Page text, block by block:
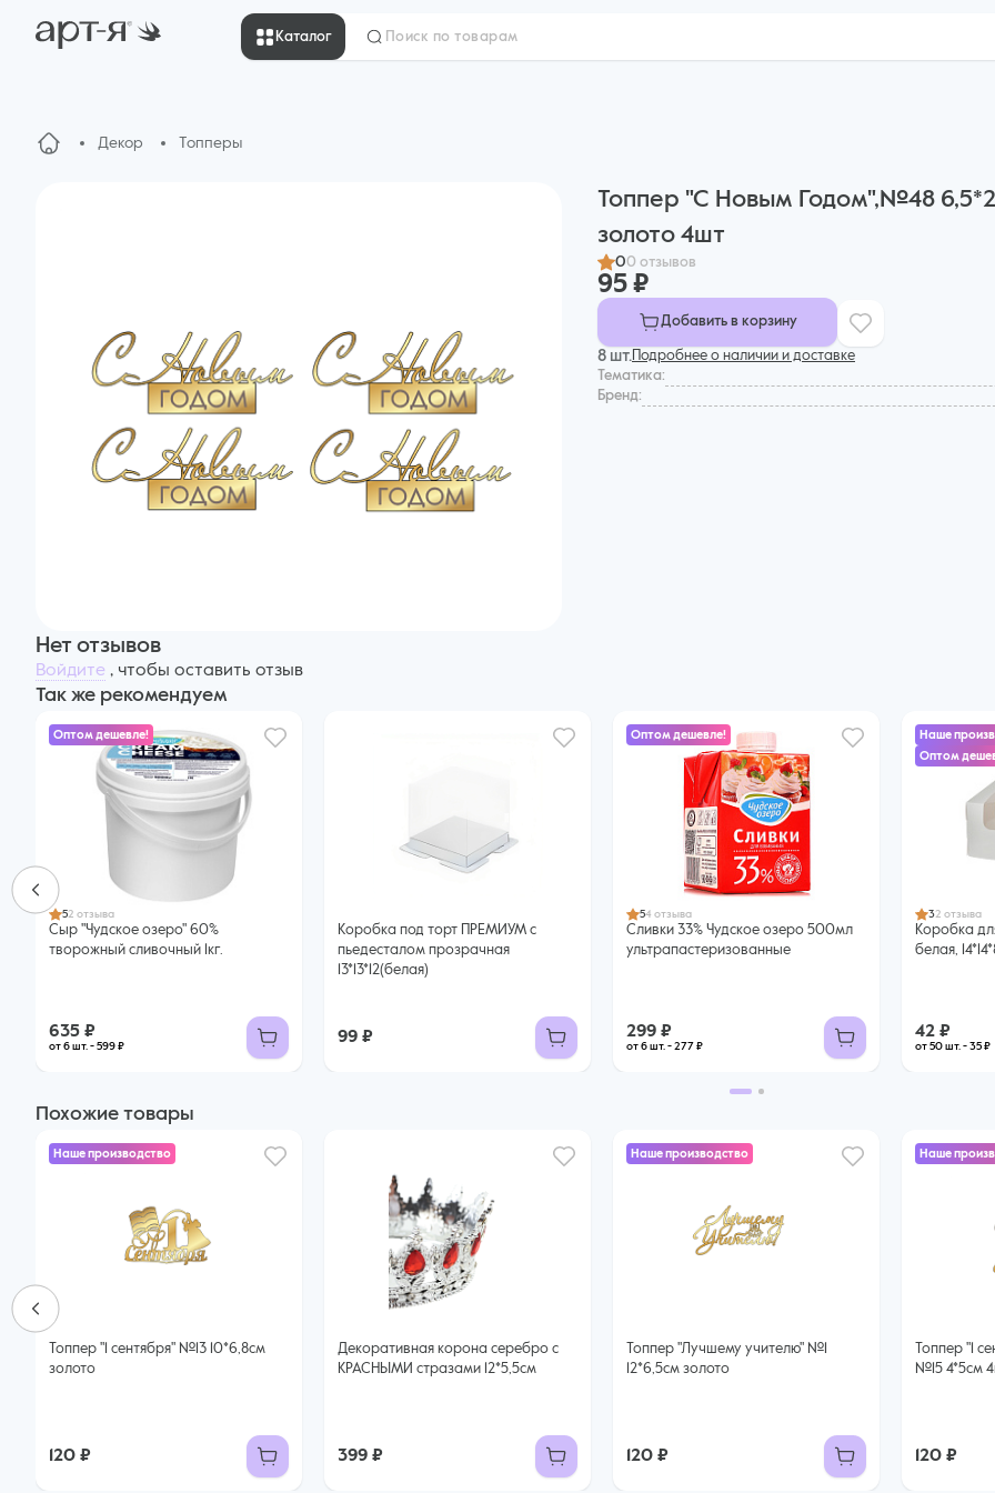
Каталог
Декор Топперы
Топпер "С Новым Годом",№48
золото 4шт
00 отзывов
95 ₽
Добавить в корзину
8 шт. Подробнее о наличии и доставке
Тематика:
Бренд:
Нет отзывов
Войдите , чтобы оставить отзыв
Так же рекомендуем
Оптом дешевле!
52 отзыва
Сыр "Чудское озеро" 60%
творожный сливочный 1кг.
635 ₽
от 6 шт. - 599 ₽
Коробка под торт ПРЕМИУМ с
пьедесталом прозрачная
13*13*12(белая)
99 ₽
Оптом дешевле!
54 отзыва
Сливки 33% Чудское озеро 500мл
ультрапастеризованные
299 ₽
от 6 шт. - 277 ₽
Наше
Оптом
32 отзыва
Коробка
белая,
42 ₽
от 50 шт. - 35 ₽
Похожие товары
Наше производство
Топпер "1 сентября" №13 10*6,8см
золото
120 ₽
Декоративная корона серебро с
КРАСНЫМИ стразами 12*5,5см
399 ₽
Наше производство
Топпер "Лучшему учителю" №1
12*6,5см золото
120 ₽
Наше
Топпер "1 сентября" колокольчик
№15 4*5см
120 ₽